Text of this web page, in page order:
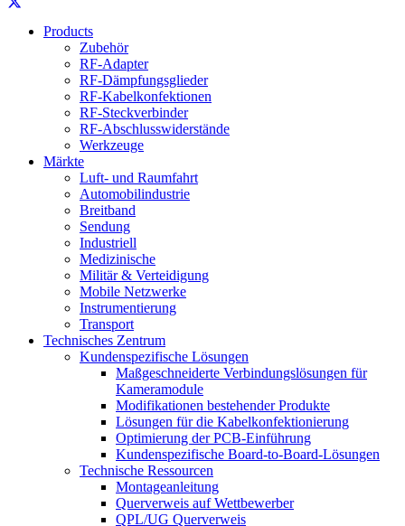
Products
Zubehör
RF-Adapter
RF-Dämpfungsglieder
RF-Kabelkonfektionen
RF-Steckverbinder
RF-Abschlusswiderstände
Werkzeuge
Märkte
Luft- und Raumfahrt
Automobilindustrie
Breitband
Sendung
Industriell
Medizinische
Militär & Verteidigung
Mobile Netzwerke
Instrumentierung
Transport
Technisches Zentrum
Kundenspezifische Lösungen
Maßgeschneiderte Verbindungslösungen für
Kameramodule
Modifikationen bestehender Produkte
Lösungen für die Kabelkonfektionierung
Optimierung der PCB-Einführung
Kundenspezifische Board-to-Board-Lösungen
Technische Ressourcen
Montageanleitung
Querverweis auf Wettbewerber
QPL/UG Querverweis